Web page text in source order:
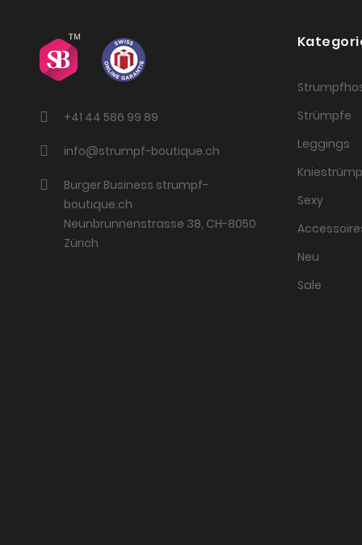
+41 44 586 99 89
info@strumpf-boutique.ch
Burger Business strumpf-
boutique.ch
Neunbrunnenstrasse 38, CH-8050
Zürich
Strümpfe
Leggings
Sexy
Neu
Sale